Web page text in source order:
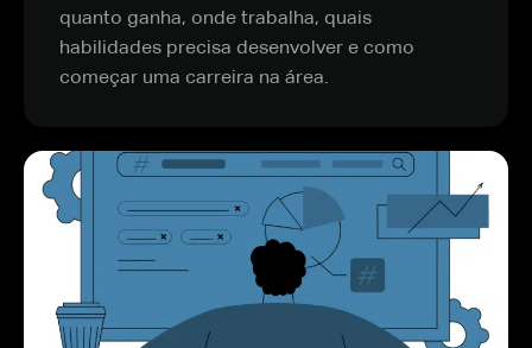
quanto ganha, onde trabalha, quais
habilidades precisa desenvolver e como
começar uma carreira na área.